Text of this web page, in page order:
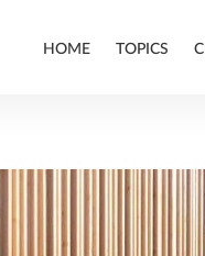
HOME TOPICS
ALLPLAN